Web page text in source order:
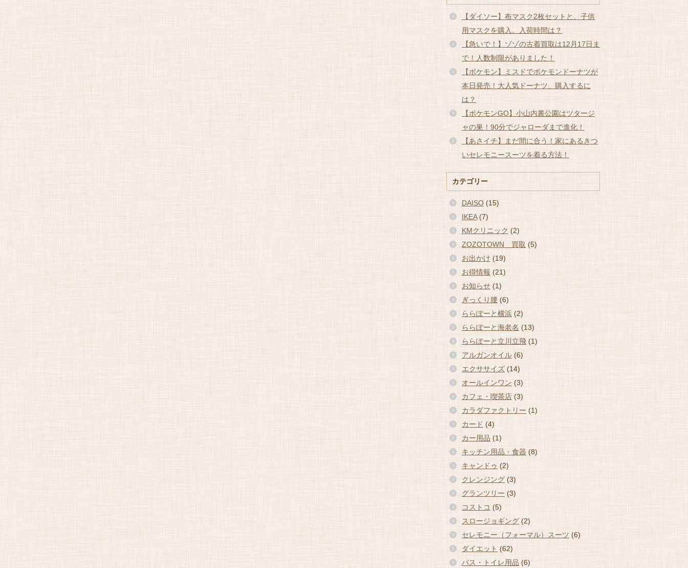
【ダイソー】布マスク2枚セットと、子供
用マスクを購入。入荷時間は？
【急いで！】ゾゾの古着買取は12月17日ま
で！人数制限がありました！
【ポケモン】ミスドでポケモンドーナツが
本日発売！大人気ドーナツ、購入するに
は？
【ポケモンGO】小山内裏公園はツタージ
ャの巣！90分でジャローダまで進化！
【あさイチ】まだ間に合う！家にあるきつ
いセレモニースーツを着る方法！
カテゴリー
DAISO (15)
IKEA(7)
KMクリニック (2)
ZOZOTOWN 買取 (5)
お出かけ (19)
お得情報 (21)
お知らせ (1)
ぎっくり腰 (6)
ららぽーと横浜 (2)
ららぽーと海老名 (13)
ららぽーと立川立飛 (1)
アルガンオイル (6)
エクササイズ (14)
オールインワン (3)
カフェ・喫茶店 (3)
カラダファクトリー (1)
カード (4)
カー用品 (1)
キッチン用品・食器 (8)
キャンドゥ (2)
クレンジング(3)
グランツリー (3)
コストコ (5)
スロージョギング (2)
セレモニー（フォーマル）スーツ (6)
ダイエット (62)
バス・トイレ用品 (6)